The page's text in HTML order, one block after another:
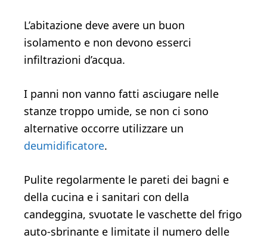
L’abitazione deve avere un buon
isolamento e non devono esserci
infiltrazioni d’acqua.
I panni non vanno fatti asciugare nelle
stanze troppo umide, se non ci sono
alternative occorre utilizzare un
deumidificatore.
Pulite regolarmente le pareti dei bagni e
della cucina e i sanitari con della
candeggina, svuotate le vaschette del frigo
auto-sbrinante e limitate il numero delle